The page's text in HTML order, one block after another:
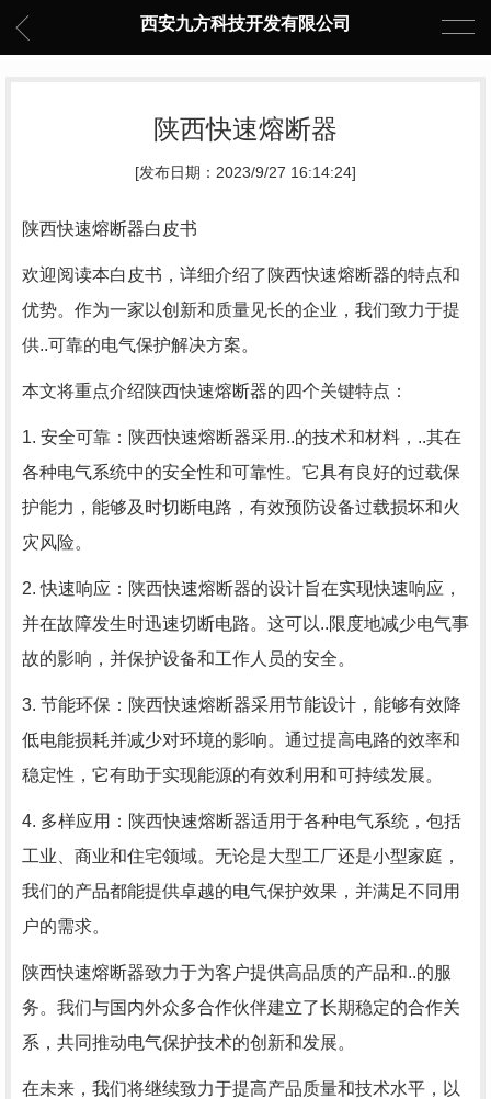
西安九方科技开发有限公司
陕西快速熔断器
[发布日期：2023/9/27 16:14:24]
陕西快速熔断器白皮书
欢迎阅读本白皮书，详细介绍了陕西快速熔断器的特点和
优势。作为一家以创新和质量见长的企业，我们致力于提
供..可靠的电气保护解决方案。
本文将重点介绍陕西快速熔断器的四个关键特点：
1. 安全可靠：陕西快速熔断器采用..的技术和材料，..其在
各种电气系统中的安全性和可靠性。它具有良好的过载保
护能力，能够及时切断电路，有效预防设备过载损坏和火
灾风险。
2. 快速响应：陕西快速熔断器的设计旨在实现快速响应，
并在故障发生时迅速切断电路。这可以..限度地减少电气事
故的影响，并保护设备和工作人员的安全。
3. 节能环保：陕西快速熔断器采用节能设计，能够有效降
低电能损耗并减少对环境的影响。通过提高电路的效率和
稳定性，它有助于实现能源的有效利用和可持续发展。
4. 多样应用：陕西快速熔断器适用于各种电气系统，包括
工业、商业和住宅领域。无论是大型工厂还是小型家庭，
我们的产品都能提供卓越的电气保护效果，并满足不同用
户的需求。
陕西快速熔断器致力于为客户提供高品质的产品和..的服
务。我们与国内外众多合作伙伴建立了长期稳定的合作关
系，共同推动电气保护技术的创新和发展。
在未来，我们将继续致力于提高产品质量和技术水平，以